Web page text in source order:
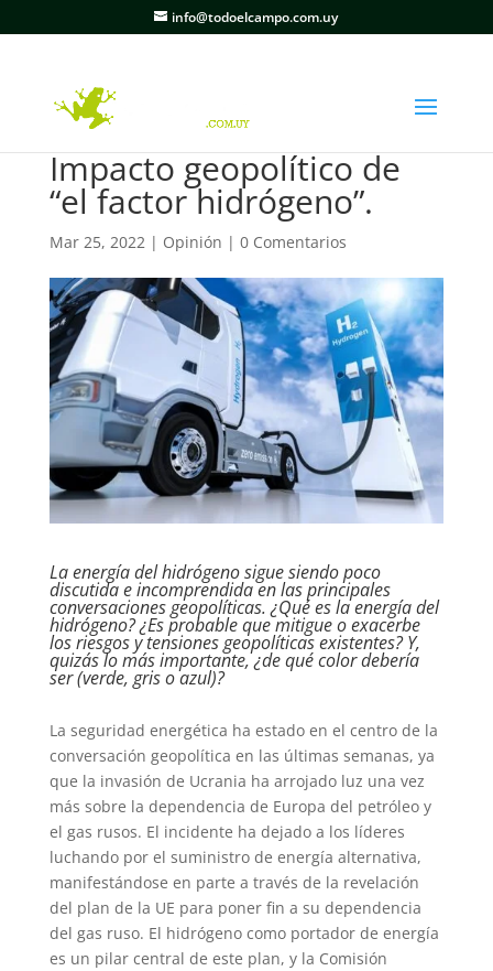
info@todoelcampo.com.uy
Impacto geopolítico de
“el factor hidrógeno”.
Mar 25, 2022| Opinión | 0 Comentarios
La energía del hidrógeno sigue siendo poco
discutida e incomprendida en las principales
conversaciones geopolíticas. ¿Qué es la energía del
hidrógeno? ¿Es probable que mitigue o exacerbe
los riesgos y tensiones geopolíticas existentes? Y,
quizás lo más importante, ¿de qué color debería
ser (verde, gris o azul)?
La seguridad energética ha estado en el centro de la
conversación geopolítica en las últimas semanas, ya
que la invasión de Ucrania ha arrojado luz una vez
más sobre la dependencia de Europa del petróleo y
el gas rusos. El incidente ha dejado a los líderes
luchando por el suministro de energía alternativa,
manifestándose en parte a través de la revelación
del plan de la UE para poner fin a su dependencia
del gas ruso. El hidrógeno como portador de energía
es un pilar central de este plan, y la Comisión